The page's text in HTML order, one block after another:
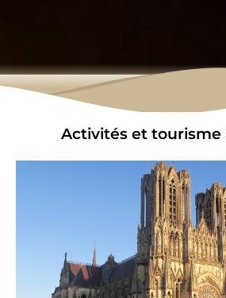
Activités et tourisme